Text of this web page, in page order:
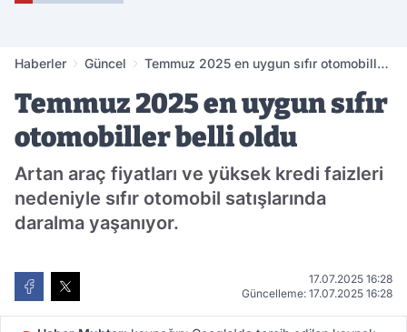
Haberler Güncel
Temmuz 2025 en uygun sıfır otomobiller
Temmuz 2025 en uygun sıfır
otomobiller belli oldu
Artan araç fiyatları ve yüksek kredi faizleri
nedeniyle sıfır otomobil satışlarında
daralma yaşanıyor.
17.07.2025 16:28
Güncelleme: 17.07.2025 16:28